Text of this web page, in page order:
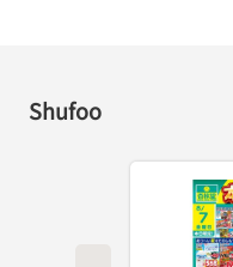
Shufoo